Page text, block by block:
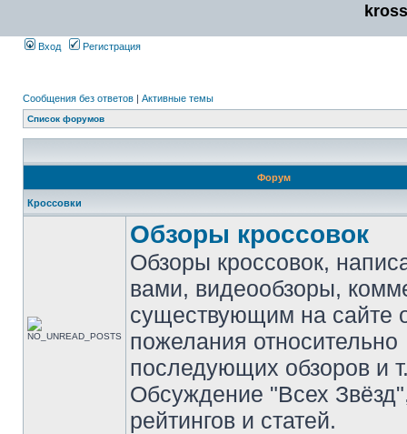
Вход Регистрация
Сообщения без ответов | Активные темы
Список форумов
Форум
Кроссовки
Обзоры кроссовок
Обзоры кроссовок,
вами, видеообзоры,
существующим на сайте
пожелания относительно
последующих обзоров и
Обсуждение "Всех
рейтингов и статей.